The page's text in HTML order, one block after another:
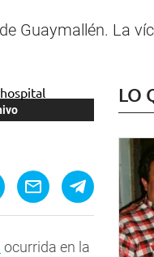
Guaymallén. La
ocurrida en la
LO